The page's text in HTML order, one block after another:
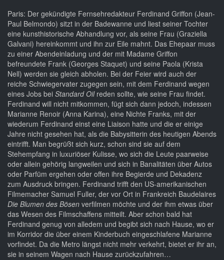
Paris: Der gekündigte Fernsehredakteur Ferdinand Griffon (Jean-
Paul Belmondo) sitzt in der Badewanne und liest seiner Tochter
eine kunsthistorische Abhandlung vor, als seine Frau (Graziella
Galvani) hereinkommt und ihn zur Eile mahnt. Das Ehepaar muss
zu einer Abendeinladung und der mit Madame Griffon
befreundete Frank (Georges Staquet) und seine Paola (Krista
Nell) werden sie gleich abholen. Bei der Feier wird auch der
reiche Schwiegervater zugegen sein, mit dem Ferdinand wegen
eines Jobs bei Standard Oilreden sollte, wie seine Frau findet.
Ferdinand will nicht mitkommen, fügt sich dann jedoch, indessen
Marianne Renoir (Anna Karina), eine Nichte Franks, mit der
wiederum Ferdinand einst eine Liaison hatte und die er einige
Jahre nicht gesehen hat, als die Babysitterin des heutigen Abends
eintrifft. Man begrüßt sich kurz, schon sind sie auf dem
Stehempfang in luxuriöser Kulisse, wo sich die Leute paarweise
oder allein gehörig langweilen und sich in Banalitäten über Autos
oder Parfüm ergehen oder offen ihre Begierde und Dekadenz
zum Ausdruck bringen. Ferdinand trifft den US-amerikanischen
Filmemacher Samuel Fuller, der vor Ort in Frankreich Baudelaires
Die Blumen des Bösen verfilmen möchte und der ihm etwas über
das Wesen des Filmschaffens mitteilt. Aber schon bald hat
Ferdinand genug von alledem und begibt sich nach Hause, wo er
im Korridor die über einem Kinderbuch eingeschlafene Marianne
vorfindet. Da die Metro längst nicht mehr verkehrt, bietet er ihr an,
sie in seinem Wagen nach Hause zurückzufahren…